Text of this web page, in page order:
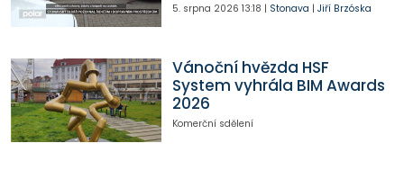
5. srpna 2026 13:18 | Stonava | Jiří Brzóska
Vánoční hvězda HSF
System vyhrála BIM Awards
2026
Komerční sdělení